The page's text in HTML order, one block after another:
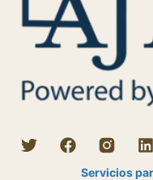
Servicios